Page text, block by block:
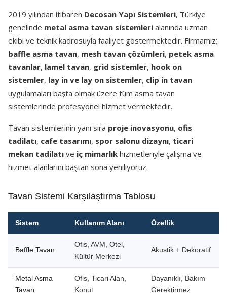
2019 yılından itibaren Decosan Yapı Sistemleri, Türkiye
genelinde metal asma tavan sistemleri alanında uzman
ekibi ve teknik kadrosuyla faaliyet göstermektedir. Firmamız;
baffle asma tavan, mesh tavan çözümleri, petek asma
tavanlar, lamel tavan, grid sistemler, hook on
sistemler, lay in ve lay on sistemler, clip in tavan
uygulamaları başta olmak üzere tüm asma tavan
sistemlerinde profesyonel hizmet vermektedir.
Tavan sistemlerinin yanı sıra proje inovasyonu, ofis
tadilatı, cafe tasarımı, spor salonu dizaynı, ticari
mekan tadilatı ve iç mimarlık hizmetleriyle çalışma ve
hizmet alanlarını baştan sona yeniliyoruz.
Tavan Sistemi Karşılaştırma Tablosu
Sistem Kullanım Alanı Özellik
Baffle Tavan
Ofis, AVM, Otel,
Kültür Merkezi
Akustik + Dekoratif
Metal Asma
Tavan
Ofis, Ticari Alan,
Konut
Dayanıklı, Bakım
Gerektirmez